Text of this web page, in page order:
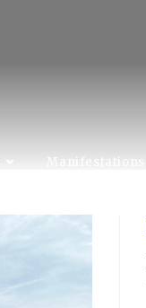
Manifestations